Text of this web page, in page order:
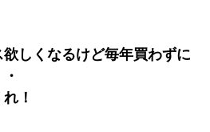
しくなるけど毎年買わずに
！